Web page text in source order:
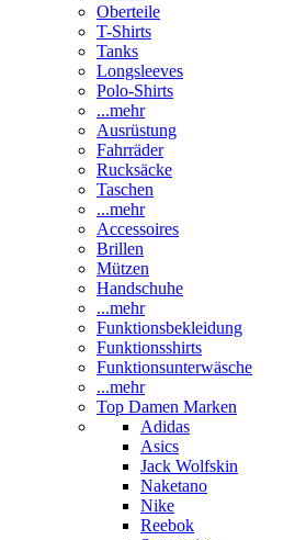
Oberteile
T-Shirts
Tanks
Longsleeves
Polo-Shirts
...mehr
Ausrüstung
Fahrräder
Rucksäcke
Taschen
...mehr
Accessoires
Brillen
Mützen
Handschuhe
...mehr
Funktionsbekleidung
Funktionsshirts
Funktionsunterwäsche
...mehr
Top Damen Marken
Adidas
Asics
Jack Wolfskin
Naketano
Nike
Reebok